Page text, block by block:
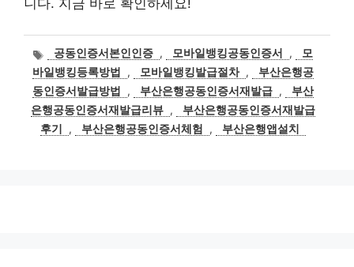
니다. 지금 바로 확인하세요!
태
그
공동인증서본인인증 , 모바일뱅킹공동인증서 ,
모
바일뱅킹등록방법
, 모바일뱅킹발급절차 ,
부산은행공
동인증서발급방법
, 부산은행공동인증서재발급 ,
부산
은행공동인증서재발급리뷰 ,
부산은행공동인증서재발급
후기
, 부산은행공동인증서체험 , 부산은행앱설치